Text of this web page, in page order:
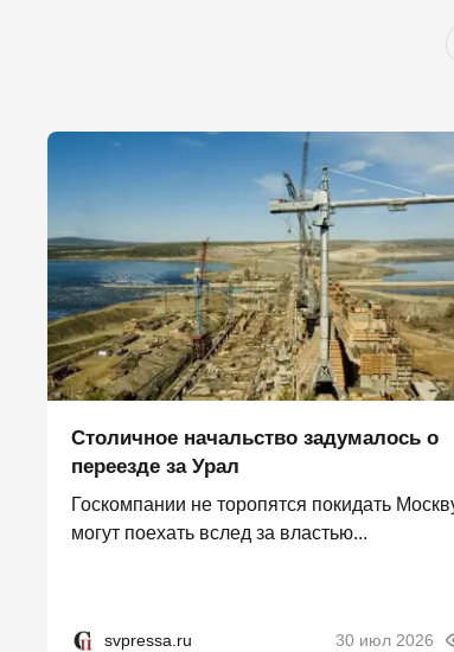
Столичное начальство задумалось о
переезде за Урал
Госкомпании не торопятся покидать
могут поехать вслед за властью...
svpressa.ru 30 июл 2026